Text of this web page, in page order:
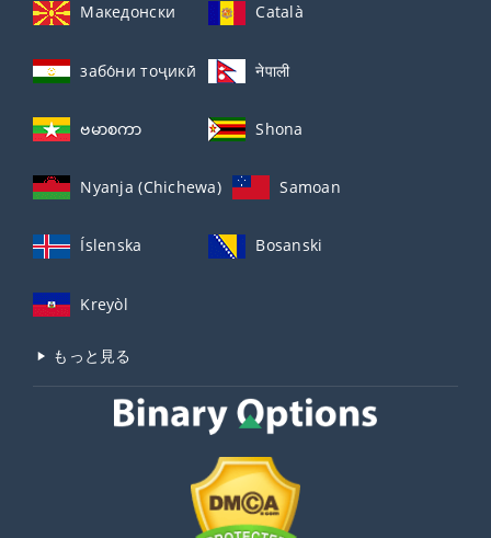
Македонски Català
забо́ни тоҷикӣ́ नेपाली
ဗမာစကာ Shona
Nyanja (Chichewa) Samoan
Íslenska Bosanski
Kreyòl
もっと見る